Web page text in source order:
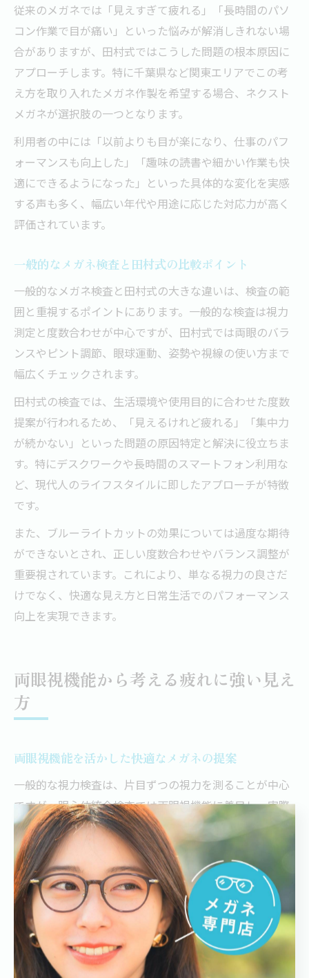
従来のメガネでは「見えすぎて疲れる」「長時間のパソ
コン作業で目が痛い」といった悩みが解消しきれない場
合がありますが、田村式ではこうした問題の根本原因に
アプローチします。特に千葉県など関東エリアでこの考
え方を取り入れたメガネ作製を希望する場合、ネクスト
メガネが選択肢の一つとなります。
利用者の中には「以前よりも目が楽になり、仕事のパフ
ォーマンスも向上した」「趣味の読書や細かい作業も快
適にできるようになった」といった具体的な変化を実感
する声も多く、幅広い年代や用途に応じた対応力が高く
評価されています。
一般的なメガネ検査と田村式の比較ポイント
一般的なメガネ検査と田村式の大きな違いは、検査の範
囲と重視するポイントにあります。一般的な検査は視力
測定と度数合わせが中心ですが、田村式では両眼のバラ
ンスやピント調節、眼球運動、姿勢や視線の使い方まで
幅広くチェックされます。
田村式の検査では、生活環境や使用目的に合わせた度数
提案が行われるため、「見えるけれど疲れる」「集中力
が続かない」といった問題の原因特定と解決に役立ちま
す。特にデスクワークや長時間のスマートフォン利用な
ど、現代人のライフスタイルに即したアプローチが特徴
です。
また、ブルーライトカットの効果については過度な期待
ができないとされ、正しい度数合わせやバランス調整が
重要視されています。これにより、単なる視力の良さだ
けでなく、快適な見え方と日常生活でのパフォーマンス
向上を実現できます。
両眼視機能から考える疲れに強い見え
方
両眼視機能を活かした快適なメガネの提案
一般的な視力検査は、片目ずつの視力を測ることが中心
ですが、眼心体統合検査では両眼視機能に着目し、実際
の生活に近い状態で「どれだけ楽に見えるか」を重視し
ます。この検査法は、大阪・江坂の視覚情報センターで
長年研究されてきたもので、目の動きやピント調節のク
セ、両目のバランスを総合的に評価するのが特徴です。
千葉県でこの検査の考え方を取り入れているネクストメ
ガネでは、利用者一人ひとりの眼の状態や生活シーンに
合わせて、快適なメガネを提案します。例えば、デスク